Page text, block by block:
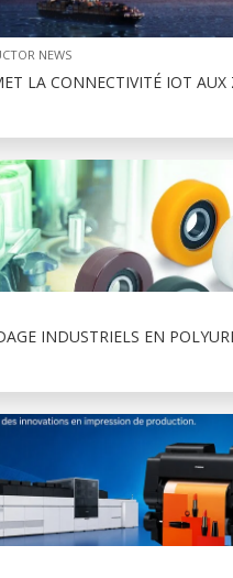
NEWS
LA CONNECTIVITÉ IOT AUX
INDUSTRIELS EN